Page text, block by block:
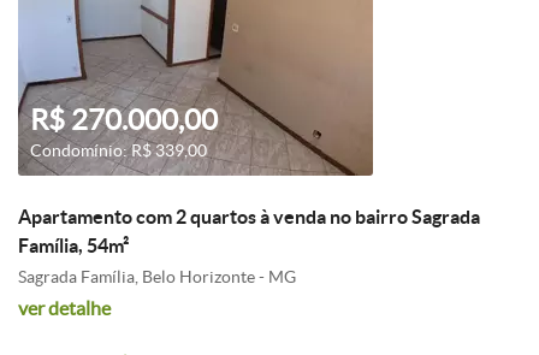
R$ 270.000,00
Condomínio: R$ 339,00
Apartamento com 2 quartos à venda no bairro Sagrada
Família, 54m²
Sagrada Família, Belo Horizonte - MG
ver detalhe